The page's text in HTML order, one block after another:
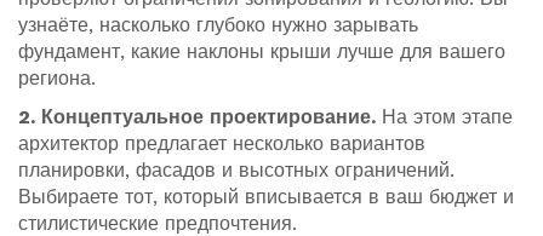
узнаёте, насколько глубоко нужно зарывать
фундамент, какие наклоны крыши лучше для вашего
региона.
2. Концептуальное проектирование. На этом этапе
архитектор предлагает несколько вариантов
планировки, фасадов и высотных ограничений.
Выбираете тот, который вписывается в ваш бюджет и
стилистические предпочтения.